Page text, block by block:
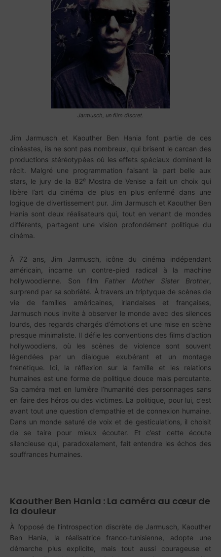
Jarmusch, un film discret.
Jim Jarmusch et Kaouther Ben Hania font partie de ces
cinéastes, ils ne sont pas nombreux, qui brisent le carcan des
productions stéréotypées où les effets spéciaux dominent le
récit. Malgré une programmation faisant la part belle aux
stars, le jury de la 82eMostra de Venise a fait un choix qui
libère l’art du cinéma de plus en plus enfermé dans une
logique de divertissement pur. Jim Jarmusch et Kaouther Ben
Hania sont deux réalisateurs qui, tout en venant de mondes
différents, partagent une vision profondément politique du
cinéma.
À 72 ans, Jim Jarmusch, icône du cinéma indépendant
américain, incarne un contre-pied radical à la machine
hollywoodienne. Son film Father Mother Sister Brother
surprend par sa sobriété. À travers un triptyque de scènes de
vie de familles américaines, irlandaises et françaises,
Jarmusch nous invite à observer le monde avec des silences
lourds, des regards chargés d’émotions et une mise en scène
presque minimaliste. Il défie les conventions des films d’action
hollywoodiens, où les scènes de violence sont souvent
légendées par un dialogue exubérant et un montage
frénétique. Ici, la réflexion sur la famille et les relations
humaines est une forme de politique douce mais percutante.
Sa caméra met en lumière l’humanité des personnages sans
en faire des héros ou des victimes. La politique, pour lui, c’est
avant tout une question d’empathie et de connexion humaine.
Dans un monde saturé de voix et de gesticulations, il choisit
de se taire pour mieux écouter. Et c’est cette écoute
silencieuse qui, paradoxalement, fait entendre les échos des
souffrances humaines.
Kaouther Ben Hania : La caméra au cœur de
la douleur
À l’opposé de l’introspection discrète de Jarmusch, Kaouther
Ben Hania, la réalisatrice franco-tunisienne, adopte une
démarche plus explicite, mais tout aussi courageuse et